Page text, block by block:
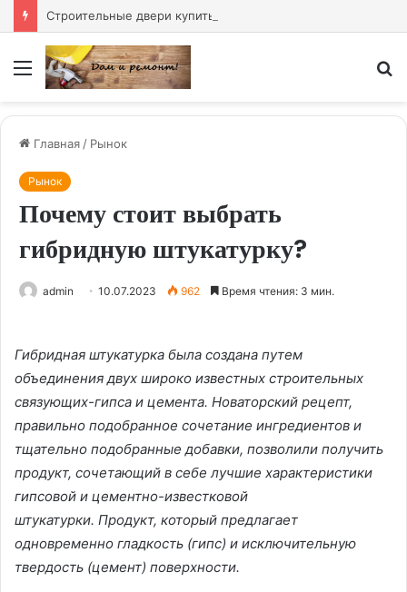
Меню
Главная/ Рынок
Рынок
Почему стоит выбрать
гибридную штукатурку?
admin 10.07.2023 962 Время чтения: 3 мин.
Гибридная штукатурка была создана путем
объединения двух широко известных строительных
связующих-гипса и цемента. Новаторский рецепт,
правильно подобранное сочетание ингредиентов и
тщательно подобранные добавки, позволили получить
продукт, сочетающий в себе лучшие характеристики
гипсовой и цементно-известковой
штукатурки. Продукт, который предлагает
одновременно гладкость (гипс) и исключительную
твердость (цемент) поверхности.